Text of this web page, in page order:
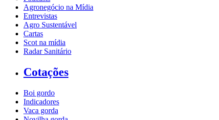
Agronegócio na Mídia
Entrevistas
Agro Sustentável
Cartas
Scot na mídia
Radar Sanitário
Cotações
Boi gordo
Indicadores
Vaca gorda